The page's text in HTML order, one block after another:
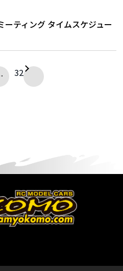
ーティング タイムスケジュー
32